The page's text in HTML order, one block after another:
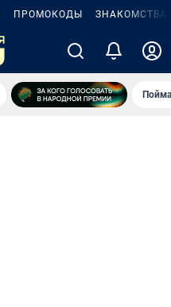
ПРОМОКОДЫ ЗНАКОМСТВА